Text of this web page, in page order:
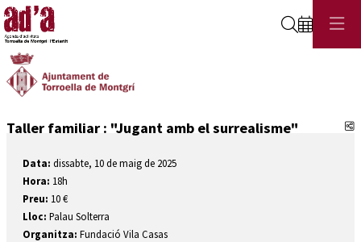
Cerca
Taller familiar : "Jugant amb el surrealisme"
Data: dissabte, 10 de maig de 2025
Hora: 18h
Preu: 10 €
Lloc: Palau Solterra
Organitza: Fundació Vila Casas